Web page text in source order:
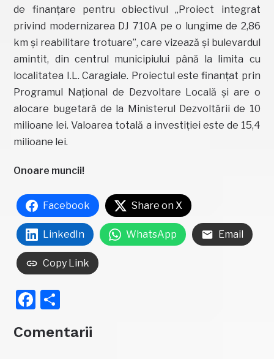
de finanțare pentru obiectivul „Proiect integrat
privind modernizarea DJ 710A pe o lungime de 2,86
km și reabilitare trotuare”, care vizează și bulevardul
amintit, din centrul municipiului până la limita cu
localitatea I.L. Caragiale. Proiectul este finanțat prin
Programul Național de Dezvoltare Locală și are o
alocare bugetară de la Ministerul Dezvoltării de 10
milioane lei. Valoarea totală a investiției este de 15,4
milioane lei.
Onoare muncii!
Facebook Share on X
LinkedIn WhatsApp Email
Copy Link
Facebook
Comentarii